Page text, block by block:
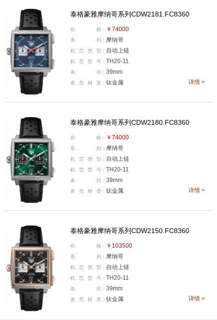
色、黑色和蓝色，这三款颜色中，最整点的无疑和初代相
同的蓝色，哑光的深邃蓝色表盘与银白色小表盘，在亮眼
的红色指针和刻度点缀下，简直就犹如初代1133B灵魂附
体。另外，为了向经典致敬，两个初代摩纳哥在外观上最
显著的两个特点，在新款上自然也是完美保留，一个是水
平时标，另一个就是左侧表冠。
泰格豪雅摩纳哥系列CDW2181.FC8360
价 格： ￥74000
系 列： 摩纳哥
机 芯 类 型： 自动上链
机 芯 型 号： TH20-11
表 径： 39mm
表 壳 材 质： 钛金属 详情 >
泰格豪雅摩纳哥系列CDW2180.FC8360
价 格： ￥74000
系 列： 摩纳哥
机 芯 类 型： 自动上链
机 芯 型 号： TH20-11
表 径： 39mm
表 壳 材 质： 钛金属 详情 >
泰格豪雅摩纳哥系列CDW2150.FC8360
价 格： ￥103500
系 列： 摩纳哥
机 芯 类 型： 自动上链
机 芯 型 号： TH20-11
表 径： 39mm
表 壳 材 质： 钛金属 详情 >